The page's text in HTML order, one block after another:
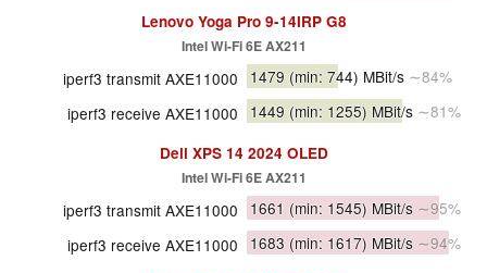
Lenovo Yoga Pro 9-14IRP G8
Intel Wi-Fi 6E AX211
iperf3 transmit AXE11000 1479 (min: 744) MBit/s ∼84%
iperf3 receive AXE11000
1449 (min: 1255) MBit/s ∼81%
Dell XPS 14 2024 OLED
Intel Wi-Fi 6E AX211
iperf3 transmit AXE11000 1661 (min: 1545) MBit/s ∼95%
iperf3 receive AXE11000
1683 (min: 1617) MBit/s ∼94%